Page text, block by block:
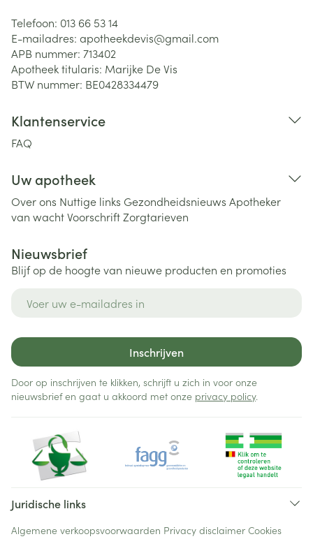
Telefoon: 013 66 53 14
E-mailadres: apotheekdevis@gmail.com
APB nummer: 713402
Apotheek titularis: Marijke De Vis
BTW nummer: BE0428334479
Klantenservice
FAQ
Uw apotheek
Over ons Nuttige links Gezondheidsnieuws Apotheker
van wachtVoorschriftZorgtarieven
Nieuwsbrief
Blijf op de hoogte van nieuwe producten en promoties
Inschrijven
Door op inschrijven te klikken, schrijft u zich in voor onze
nieuwsbrief en gaat u akkoord met onze privacy policy.
Juridische links
Algemene verkoopsvoorwaarden Privacy disclaimer Cookies